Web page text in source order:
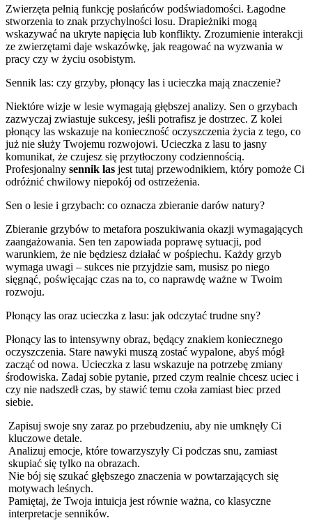
Zwierzęta pełnią funkcję posłańców podświadomości. Łagodne
stworzenia to znak przychylności losu. Drapieżniki mogą
wskazywać na ukryte napięcia lub konflikty. Zrozumienie interakcji
ze zwierzętami daje wskazówkę, jak reagować na wyzwania w
pracy czy w życiu osobistym.
Sennik las: czy grzyby, płonący las i ucieczka mają znaczenie?
Niektóre wizje w lesie wymagają głębszej analizy. Sen o grzybach
zazwyczaj zwiastuje sukcesy, jeśli potrafisz je dostrzec. Z kolei
płonący las wskazuje na konieczność oczyszczenia życia z tego, co
już nie służy Twojemu rozwojowi. Ucieczka z lasu to jasny
komunikat, że czujesz się przytłoczony codziennością.
Profesjonalny sennik las jest tutaj przewodnikiem, który pomoże Ci
odróżnić chwilowy niepokój od ostrzeżenia.
Sen o lesie i grzybach: co oznacza zbieranie darów natury?
Zbieranie grzybów to metafora poszukiwania okazji wymagających
zaangażowania. Sen ten zapowiada poprawę sytuacji, pod
warunkiem, że nie będziesz działać w pośpiechu. Każdy grzyb
wymaga uwagi – sukces nie przyjdzie sam, musisz po niego
sięgnąć, poświęcając czas na to, co naprawdę ważne w Twoim
rozwoju.
Płonący las oraz ucieczka z lasu: jak odczytać trudne sny?
Płonący las to intensywny obraz, będący znakiem koniecznego
oczyszczenia. Stare nawyki muszą zostać wypalone, abyś mógł
zacząć od nowa. Ucieczka z lasu wskazuje na potrzebę zmiany
środowiska. Zadaj sobie pytanie, przed czym realnie chcesz uciec i
czy nie nadszedł czas, by stawić temu czoła zamiast biec przed
siebie.
Zapisuj swoje sny zaraz po przebudzeniu, aby nie umknęły Ci
kluczowe detale.
Analizuj emocje, które towarzyszyły Ci podczas snu, zamiast
skupiać się tylko na obrazach.
Nie bój się szukać głębszego znaczenia w powtarzających się
motywach leśnych.
Pamiętaj, że Twoja intuicja jest równie ważna, co klasyczne
interpretacje senników.